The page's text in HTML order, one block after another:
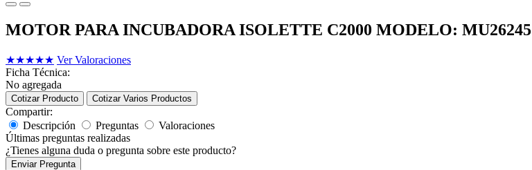
MOTOR PARA INCUBADORA ISOLETTE C2000 MODELO: MU26245
★★★★★ Ver Valoraciones
Ficha Técnica:
No agregada
Cotizar Producto Cotizar Varios Productos
Compartir:
Descripción
Preguntas
Valoraciones
Últimas preguntas realizadas
¿Tienes alguna duda o pregunta sobre este producto?
Enviar Pregunta